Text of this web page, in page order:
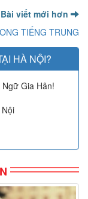
Bài viết mới hơn
TIẾNG TRUNG
HÀ NỘI?
Gia Hân!